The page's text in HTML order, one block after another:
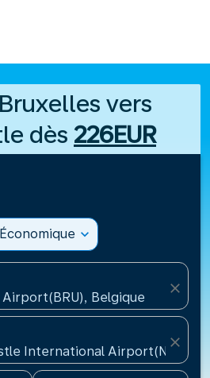
vers
dès 226EUR
expand_more
Belgique
close
International Airport(NCL),
close